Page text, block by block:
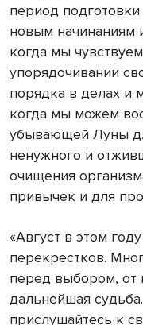
период
новым начинаниям
когда мы
упорядочивании
порядка в делах и
когда мы можем
убывающей Луны
ненужного и
очищения
привычек и для
«Август в этом
перекрестков.
перед выбором, от
дальнейшая
прислушайтесь к